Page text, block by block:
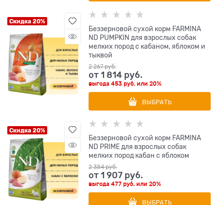
Скидка 20%
Беззерновой cухой корм FARMINA
ND PUMPKIN для взрослых собак
мелких пород с кабаном, яблоком и
тыквой
2 267 руб.
от1 814 руб.
выгода453 руб. или20%
ВЫБРАТЬ
Скидка 20%
Беззерновой cухой корм FARMINA
ND PRIME для взрослых собак
мелких пород кабан с яблоком
2 384 руб.
от1 907 руб.
выгода477 руб. или20%
ВЫБРАТЬ